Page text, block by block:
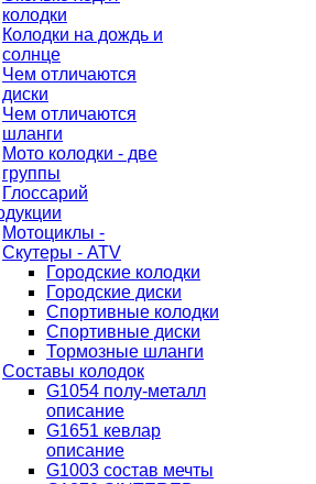
колодки
Колодки на дождь и
солнце
Чем отличаются
диски
Чем отличаются
шланги
Мото колодки - две
группы
Глоссарий
Мотоциклы -
Скутеры - ATV
Городские колодки
Городские диски
Спортивные колодки
Спортивные диски
Тормозные шланги
Составы колодок
G1054 полу-металл
описание
G1651 кевлар
описание
G1003 состав мечты